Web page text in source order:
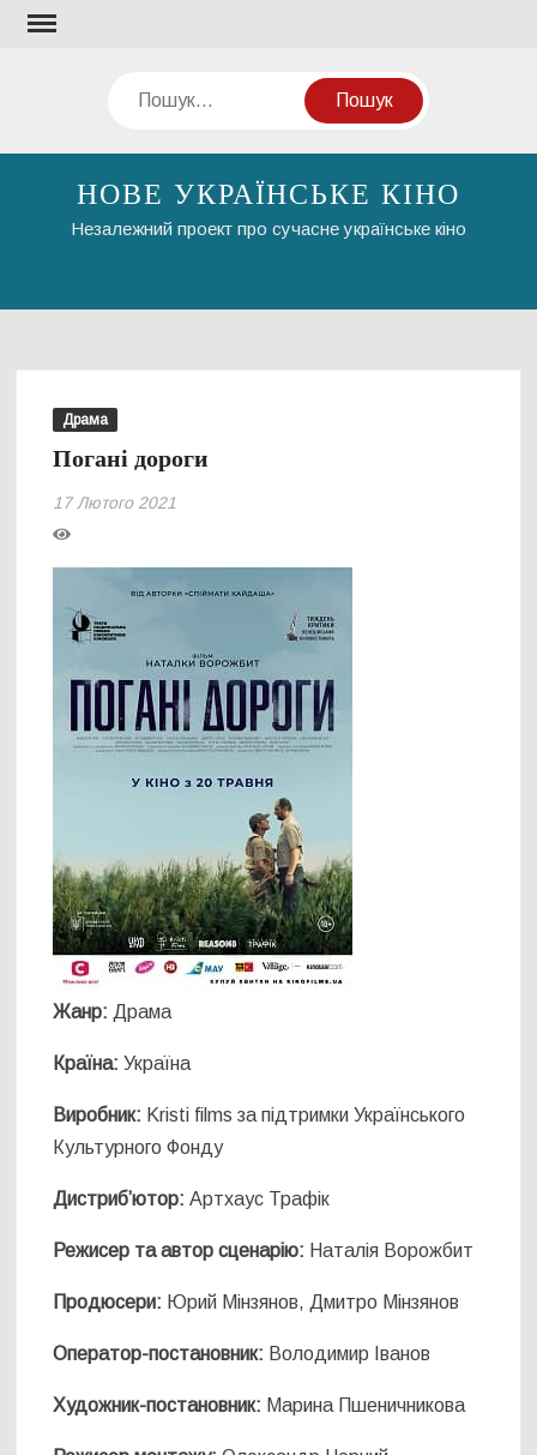
Перейти
Пошук
НОВЕ УКРАЇНСЬКЕ КІНО
Незалежний проект про сучасне українське кіно
Драма
Погані дороги
17 Лютого 2021
Жанр: Драма
Країна: Україна
Виробник: Kristi films за підтримки Українського
Культурного Фонду
Дистриб’ютор: Артхаус Трафік
Режисер та автор сценарію: Наталія Ворожбит
Продюсери: Юрий Мінзянов, Дмитро Мінзянов
Оператор-постановник: Володимир Іванов
Художник-постановник: Марина Пшеничникова